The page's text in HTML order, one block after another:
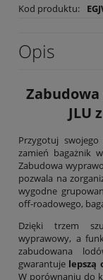
Kod produktu:
Opis
JLU
Przygotuj
zamień bagażnik w
Zabudowa
pozwala na
wygodne
off-roadowego,
Dzięki trzem
wyprawowy, a
zabudowana
gwarantuje lepszą
W porównaniu do